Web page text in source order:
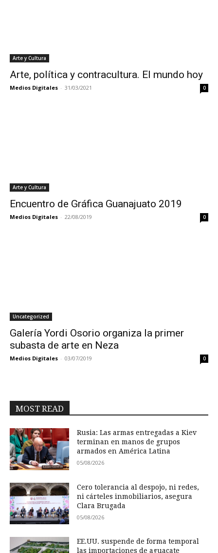
Arte y Cultura
Arte, política y contracultura. El mundo hoy
Medios Digitales - 31/03/2021 0
Arte y Cultura
Encuentro de Gráfica Guanajuato 2019
Medios Digitales - 22/08/2019 0
Uncategorized
Galería Yordi Osorio organiza la primer
subasta de arte en Neza
Medios Digitales - 03/07/2019 0
MOST READ
Rusia: Las armas entregadas a Kiev
terminan en manos de grupos
armados en América Latina
05/08/2026
Cero tolerancia al despojo, ni redes,
ni cárteles inmobiliarios, asegura
Clara Brugada
05/08/2026
EE.UU. suspende de forma temporal
las importaciones de aguacate